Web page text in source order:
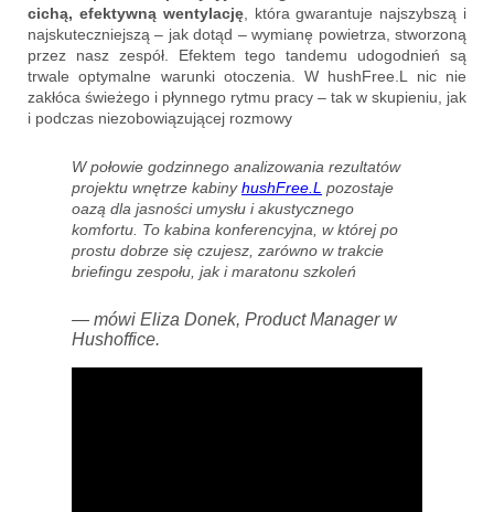
cichą, efektywną wentylację, która gwarantuje najszybszą i
najskuteczniejszą – jak dotąd – wymianę powietrza, stworzoną
przez nasz zespół. Efektem tego tandemu udogodnień są
trwale optymalne warunki otoczenia. W hushFree.L nic nie
zakłóca świeżego i płynnego rytmu pracy – tak w skupieniu, jak
i podczas niezobowiązującej rozmowy
W połowie godzinnego analizowania rezultatów
projektu wnętrze kabinyhushFree.L pozostaje
oazą dla jasności umysłu i akustycznego
komfortu. To kabina konferencyjna, w której po
prostu dobrze się czujesz, zarówno w trakcie
briefingu zespołu, jak i maratonu szkoleń
— mówi Eliza Donek, Product Manager w
Hushoffice.